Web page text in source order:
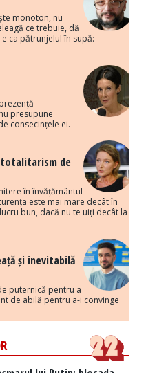
monoton, nu
ce trebuie, dă
ca pătrunjelul în supă:
presupune
consecințele ei.
totalitarism de
în învățământul
este mai mare decât în
bun, dacă nu te uiți decât la
și inevitabilă
puternică pentru a
de abilă pentru a-i convinge